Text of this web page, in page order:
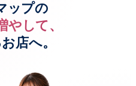
ップの
やして、
店へ。